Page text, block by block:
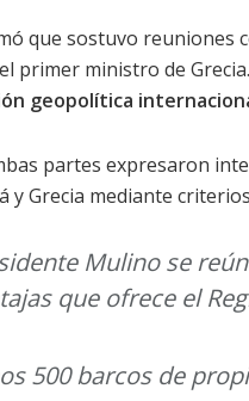
que sostuvo reuniones
primer ministro de
geopolítica
partes expresaron
y Grecia mediante
Mulino se
que ofrece el
500 barcos de